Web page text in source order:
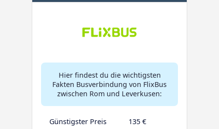
Hier findest du die wichtigsten
Fakten Busverbindung von FlixBus
zwischen Rom und Leverkusen:
Günstigster Preis
135 €